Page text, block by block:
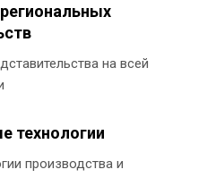
на всей
технологии
производства и